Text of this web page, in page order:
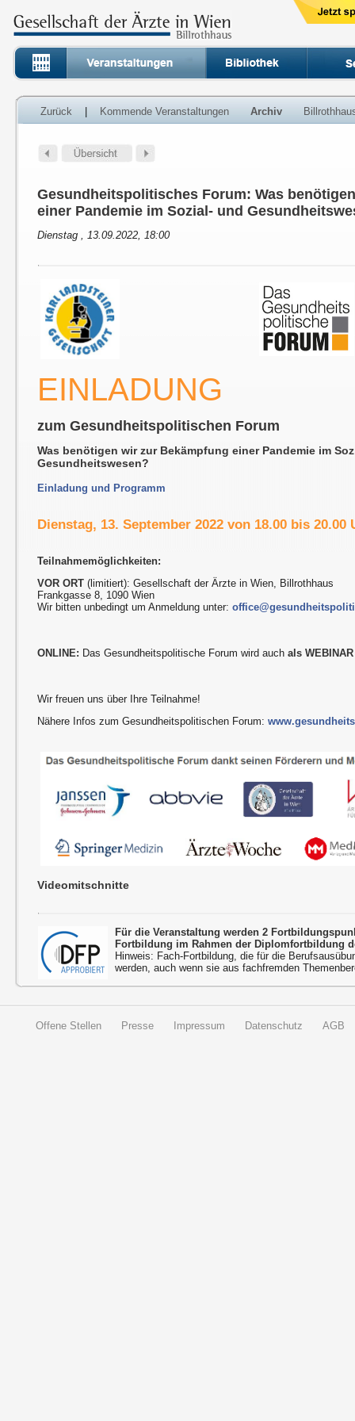
Zurück Kommende Veranstaltungen Archiv
Gesundheitspolitisches Forum: Was
einer Pandemie im Sozial- und
Dienstag , 13.09.2022, 18:00
EINLADUNG
zum Gesundheitspolitischen Forum
Was benötigen wir zur Bekämpfung einer Pandemie im
Gesundheitswesen?
Einladung und Programm
Dienstag, 13. September 2022 von 18.00 bis 20.00
Teilnahmemöglichkeiten:
VOR ORT (limitiert): Gesellschaft der Ärzte in Wien, Billrothhaus
Frankgasse 8, 1090 Wien
Wir bitten unbedingt um Anmeldung unter:
ONLINE: Das Gesundheitspolitische Forum wird auch als WEBINAR
Wir freuen uns über Ihre Teilnahme!
Nähere Infos zum Gesundheitspolitischen Forum:
Videomitschnitte
Für die Veranstaltung werden 2
Fortbildung im Rahmen der Diplomfortbildung
Hinweis: Fach-Fortbildung, die für die
werden, auch wenn sie aus fachfremden
Offene Stellen Presse Impressum Datenschutz AGB